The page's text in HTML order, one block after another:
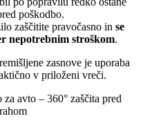
poškodbo.
zaščitite pravočasno in se
nepotrebnim stroškom.
zasnove je uporaba
v priloženi vreči.